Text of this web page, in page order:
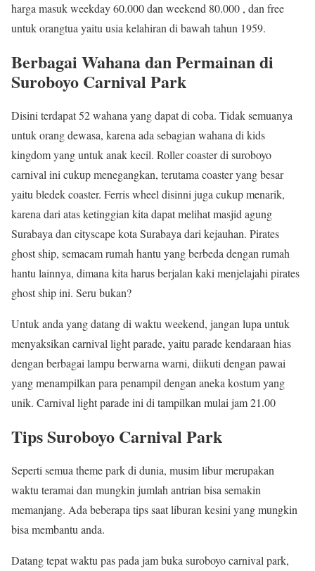
harga masuk weekday 60.000 dan weekend 80.000 , dan free
untuk orangtua yaitu usia kelahiran di bawah tahun 1959.
Berbagai Wahana dan Permainan di
Suroboyo Carnival Park
Disini terdapat 52 wahana yang dapat di coba. Tidak semuanya
untuk orang dewasa, karena ada sebagian wahana di kids
kingdom yang untuk anak kecil. Roller coaster di suroboyo
carnival ini cukup menegangkan, terutama coaster yang besar
yaitu bledek coaster. Ferris wheel disinni juga cukup menarik,
karena dari atas ketinggian kita dapat melihat masjid agung
Surabaya dan cityscape kota Surabaya dari kejauhan. Pirates
ghost ship, semacam rumah hantu yang berbeda dengan rumah
hantu lainnya, dimana kita harus berjalan kaki menjelajahi pirates
ghost ship ini. Seru bukan?
Untuk anda yang datang di waktu weekend, jangan lupa untuk
menyaksikan carnival light parade, yaitu parade kendaraan hias
dengan berbagai lampu berwarna warni, diikuti dengan pawai
yang menampilkan para penampil dengan aneka kostum yang
unik. Carnival light parade ini di tampilkan mulai jam 21.00
Tips Suroboyo Carnival Park
Seperti semua theme park di dunia, musim libur merupakan
waktu teramai dan mungkin jumlah antrian bisa semakin
memanjang. Ada beberapa tips saat liburan kesini yang mungkin
bisa membantu anda.
Datang tepat waktu pas pada jam buka suroboyo carnival park,